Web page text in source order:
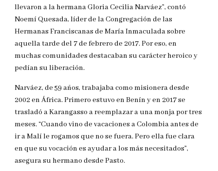
llevaron a la hermana Gloria Cecilia Narváez”, contó
Noemí Quesada, líder de la Congregación de las
Hermanas Franciscanas de María Inmaculada sobre
aquella tarde del 7 de febrero de 2017. Por eso, en
muchas comunidades destacaban su carácter heroico y
pedían su liberación.
Narváez, de 59 años, trabajaba como misionera desde
2002 en África. Primero estuvo en Benín y en 2017 se
trasladó a Karangasso a reemplazar a una monja por tres
meses. “Cuando vino de vacaciones a Colombia antes de
ir a Malí le rogamos que no se fuera. Pero ella fue clara
en que su vocación es ayudar a los más necesitados”,
asegura su hermano desde Pasto.